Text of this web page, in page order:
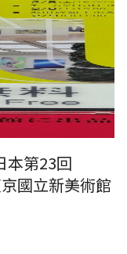
本第23回
國立新美術館